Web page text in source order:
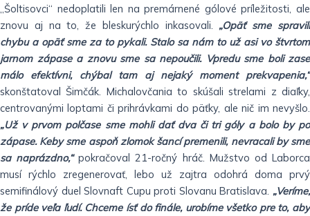
„Šoltisovci“ nedoplatili len na premárnené gólové príležitosti, ale
znovu aj na to, že bleskurýchlo inkasovali. „Opäť sme spravili
chybu a opäť sme za to pykali. Stalo sa nám to už asi vo štvrtom
jarnom zápase a znovu sme sa nepoučili. Vpredu sme boli zase
málo efektívni, chýbal tam aj nejaký moment prekvapenia,“
skonštatoval Šimčák. Michalovčania to skúšali strelami z diaľky,
centrovanými loptami či prihrávkami do päťky, ale nič im nevyšlo.
„Už v prvom polčase sme mohli dať dva či tri góly a bolo by po
zápase. Keby sme aspoň zlomok šancí premenili, nevracali by sme
sa naprázdno,“pokračoval 21-ročný hráč. Mužstvo od Laborca
musí rýchlo zregenerovať, lebo už zajtra odohrá doma prvý
semifinálový duel Slovnaft Cupu proti Slovanu Bratislava. „Veríme,
že príde veľa ľudí. Chceme ísť do finále, urobíme všetko pre to, aby